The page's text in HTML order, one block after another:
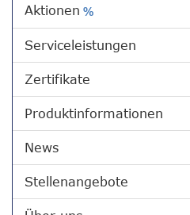
Aktionen %
Serviceleistungen
Zertifikate
Produktinformationen
News
Stellenangebote